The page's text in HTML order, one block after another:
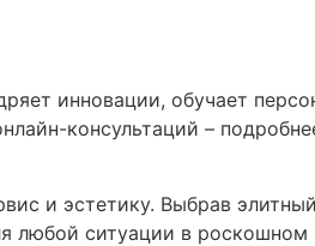
инновации, обучает
консультаций –
и эстетику. Выбрав
любой ситуации в роскошном